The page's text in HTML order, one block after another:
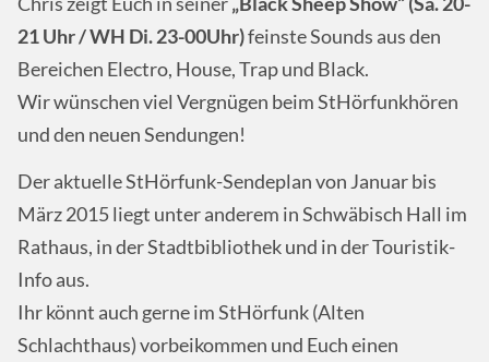
21 Uhr / WH Di. 23-00Uhr)feinste Sounds aus den
Bereichen Electro, House, Trap und Black.
Wir wünschen viel Vergnügen beim StHörfunkhören
und den neuen Sendungen!
Der aktuelle StHörfunk-Sendeplan von Januar bis
März 2015 liegt unter anderem in Schwäbisch Hall im
Rathaus, in der Stadtbibliothek und in der Touristik-
Info aus.
Ihr könnt auch gerne im StHörfunk (Alten
Schlachthaus) vorbeikommen und Euch einen